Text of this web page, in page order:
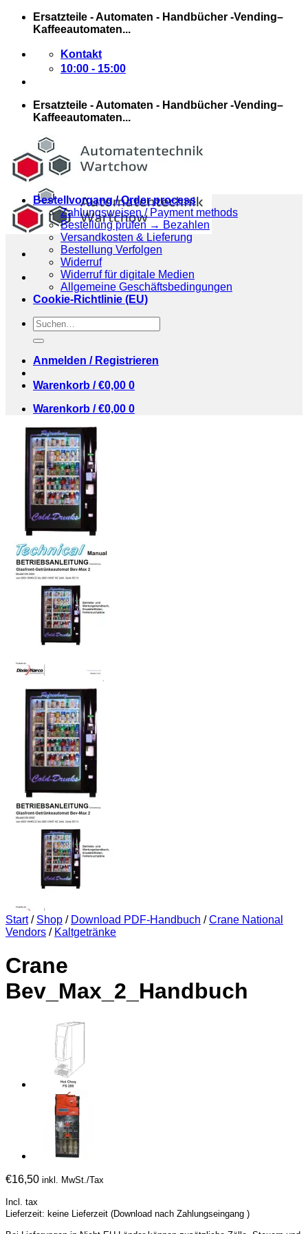
Zum
Ersatzteile - Automaten - Handbücher -Vending–
Kaffeeautomaten...
Kontakt
10:00 - 15:00
Ersatzteile - Automaten - Handbücher -Vending–
Kaffeeautomaten...
Bestellvorgang / Order process
Zahlungsweisen / Payment methods
Bestellung prüfen → Bezahlen
Versandkosten & Lieferung
Bestellung Verfolgen
Widerruf
Widerruf für digitale Medien
Allgemeine Geschäftsbedingungen
Cookie-Richtlinie (EU)
Suchen
nach:
Anmelden / Registrieren
Warenkorb /€0,00 0
Warenkorb /€0,00 0
Start / Shop / Download PDF-Handbuch / Crane National
Vendors / Kaltgetränke
Crane
Bev_Max_2_Handbuch
€16,50 inkl. MwSt./Tax
Incl. tax
Lieferzeit: keine Lieferzeit (Download nach Zahlungseingang )